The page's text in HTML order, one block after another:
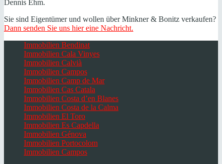
Dennis Ehm.
Sie sind Eigentümer und wollen über Minkner & Bonitz verkaufen?
Dann senden Sie uns hier eine Nachricht.
Immobilien Bendinat
Immobilien Cala Vinyes
Immobilien Calvià
Immobilien Campos
Immobilien Camp de Mar
Immobilien Cas Catala
Immobilien Costa d’en Blanes
Immobilien Costa de la Calma
Immobilien El Toro
Immobilien Es Capdella
Immobilien Génova
Immobilien Portocolom
Immobilien Campos